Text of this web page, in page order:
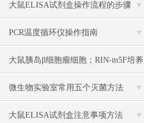
做的？
大鼠ELISA试剂盒操作流程的步骤
PCR温度循环仪操作指南
大鼠胰岛β细胞瘤细胞；RIN-m5F培养
操作说明
微生物实验室常用五个灭菌方法
大鼠ELISA试剂盒注意事项方法